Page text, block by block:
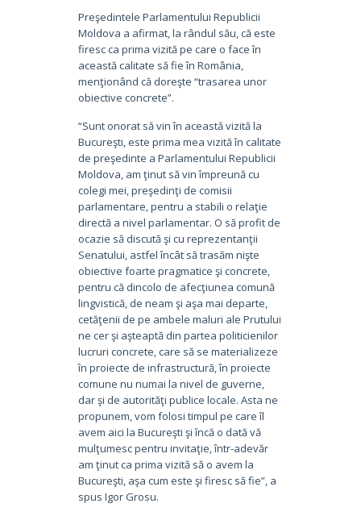
Preşedintele Parlamentului Republicii
Moldova a afirmat, la rândul său, că este
firesc ca prima vizită pe care o face în
această calitate să fie în România,
menţionând că doreşte “trasarea unor
obiective concrete”.
“Sunt onorat să vin în această vizită la
Bucureşti, este prima mea vizită în calitate
de preşedinte a Parlamentului Republicii
Moldova, am ţinut să vin împreună cu
colegi mei, preşedinţi de comisii
parlamentare, pentru a stabili o relaţie
directă a nivel parlamentar. O să profit de
ocazie să discută şi cu reprezentanţii
Senatului, astfel încât să trasăm nişte
obiective foarte pragmatice şi concrete,
pentru că dincolo de afecţiunea comună
lingvistică, de neam şi aşa mai departe,
cetăţenii de pe ambele maluri ale Prutului
ne cer şi aşteaptă din partea politicienilor
lucruri concrete, care să se materializeze
în proiecte de infrastructură, în proiecte
comune nu numai la nivel de guverne,
dar şi de autorităţi publice locale. Asta ne
propunem, vom folosi timpul pe care îl
avem aici la Bucureşti şi încă o dată vă
mulţumesc pentru invitaţie, într-adevăr
am ţinut ca prima vizită să o avem la
Bucureşti, aşa cum este şi firesc să fie”, a
spus Igor Grosu.